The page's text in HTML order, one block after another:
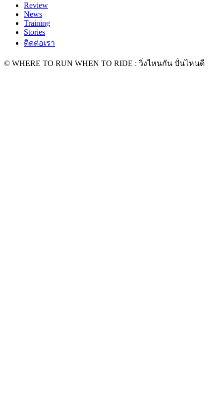
Review
News
Training
Stories
ติดต่อเรา
© WHERE TO RUN WHEN TO RIDE : วิ่งไหนกัน ปั่นไหนดี